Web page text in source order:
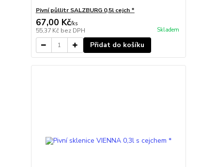
Pivní půllitr SALZBURG 0,5l cejch *
67,00 Kč/ks
55,37 Kč bez DPH Skladem
Přidat do košíku